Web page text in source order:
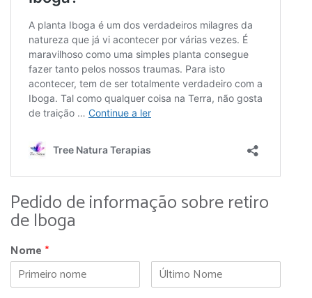
Pedido de informação sobre retiro
de Iboga
Nome*